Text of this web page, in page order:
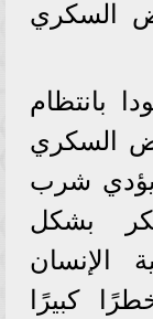
السكري
بانتظام
السكري
يؤدي شرب
بشكل
الإنسان
كبيرًا